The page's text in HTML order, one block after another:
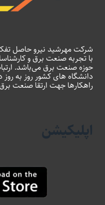
شرکت مهرشید نیرو حاصل
با تجربه صنعت برق و
حوزه صنعت برق می‌باشد.
دانشگاه های کشور روز به
راهکارها جهت ارتقا صنعت
اپلیکیشن